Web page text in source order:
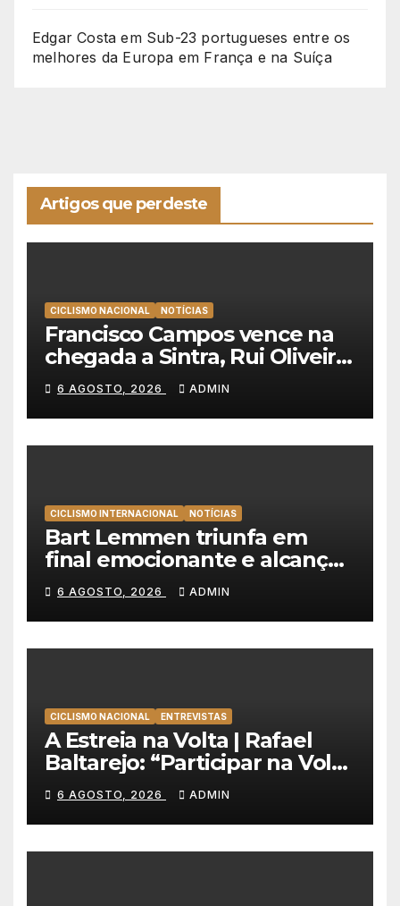
Edgar Costa em Sub-23 portugueses entre os
melhores da Europa em França e na Suíça
Artigos que perdeste
CICLISMO NACIONAL NOTÍCIAS
Francisco Campos vence na
chegada a Sintra, Rui Oliveira
veste de amarelo na Volta a
Portugal
6 AGOSTO, 2026 ADMIN
CICLISMO INTERNACIONAL NOTÍCIAS
Bart Lemmen triunfa em
final emocionante e alcança
a primeira vitória da carreira
na Volta à Polónia
6 AGOSTO, 2026 ADMIN
CICLISMO NACIONAL ENTREVISTAS
A Estreia na Volta | Rafael
Baltarejo: “Participar na Volta
a Portugal é o sonho de
qualquer ciclista”
6 AGOSTO, 2026 ADMIN